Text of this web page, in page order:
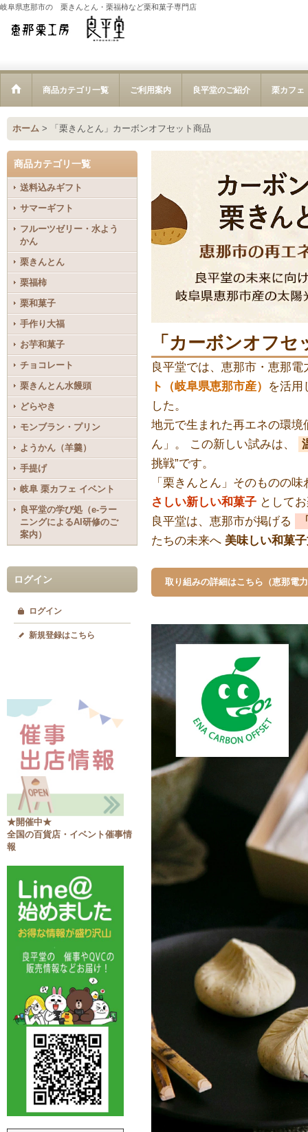
岐阜県恵那市の 栗きんとん・栗福柿など栗和菓子専門店
商品カテゴリ一覧 ご利用案内 良平堂のご紹介 栗カフェ
ホーム > 「栗きんとん」カーボンオフセット商品
商品カテゴリ一覧
送料込みギフト
サマーギフト
フルーツゼリー・水よう
かん
栗きんとん
栗福柿
栗和菓子
手作り大福
お芋和菓子
チョコレート
栗きんとん水饅頭
どらやき
モンブラン・プリン
ようかん（羊羹）
手提げ
岐阜 栗カフェ イベント
良平堂の学び処（e-ラー
ニングによるAI研修のご
案内）
ログイン
ログイン
新規登録はこちら
★開催中★
全国の百貨店・イベント催事情
報
「カーボンオフ
良平堂では、恵那市・恵那
ト（岐阜県恵那市産）
を活
した。
地元で生まれた再エネの環
ん」。 この新しい試みは、
挑戦”です。
「栗きんとん」そのものの
さしい新しい和菓子 として
良平堂は、恵那市が掲げる
たちの未来へ 美味しい和菓
取り組みの詳細はこちら（恵那電